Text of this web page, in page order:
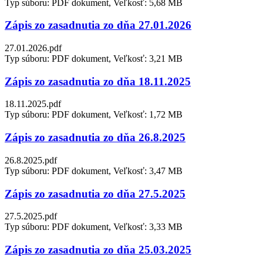
Typ súboru: PDF dokument, Veľkosť: 5,68 MB
Zápis zo zasadnutia zo dňa 27.01.2026
27.01.2026.pdf
Typ súboru: PDF dokument, Veľkosť: 3,21 MB
Zápis zo zasadnutia zo dňa 18.11.2025
18.11.2025.pdf
Typ súboru: PDF dokument, Veľkosť: 1,72 MB
Zápis zo zasadnutia zo dňa 26.8.2025
26.8.2025.pdf
Typ súboru: PDF dokument, Veľkosť: 3,47 MB
Zápis zo zasadnutia zo dňa 27.5.2025
27.5.2025.pdf
Typ súboru: PDF dokument, Veľkosť: 3,33 MB
Zápis zo zasadnutia zo dňa 25.03.2025